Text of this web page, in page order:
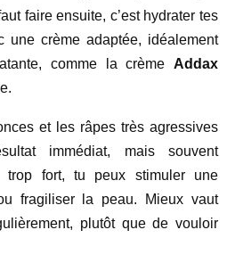
faire ensuite, c’est hydrater tes
une crème adaptée, idéalement
comme la crème Addax
et les râpes très agressives
immédiat, mais souvent
trop fort, tu peux stimuler une
fragiliser la peau. Mieux vaut
plutôt que de vouloir